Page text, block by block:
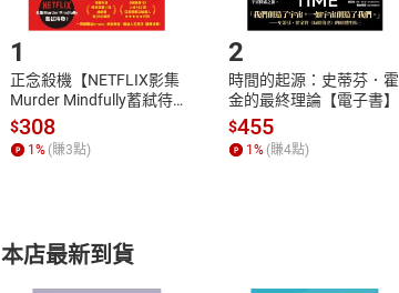
Step1.選擇閱讀載具
1
正念殺機【NETFLIX影集
Murder Mindfully蓄弒待
發】【電子書】
$308
1% (賺3點)
2
時間的起源：史蒂芬．霍
金的最終理論【電子書】
$455
1% (賺4點)
本店最新到貨